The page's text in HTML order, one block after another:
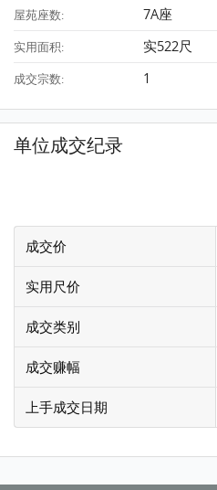
屋苑座数: 7A座
实用面积: 实522尺
成交宗数: 1
单位成交纪录
成交价
实用尺价
成交类别
成交赚幅
上手成交日期